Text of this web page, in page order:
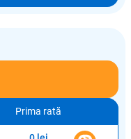
Prima rată